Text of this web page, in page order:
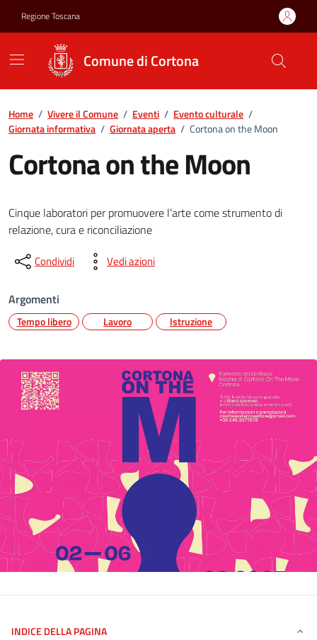
Regione Toscana
Comune di Cortona
Home / Vivere il Comune / Eventi / Evento culturale /
Giornata informativa / Giornata aperta / Cortona on the Moon
Cortona on the Moon
Cinque laboratori per promuovere l’arte come strumento di
relazione, cura e riconciliazione
Condividi Vedi azioni
Argomenti
Tempo libero Lavoro Istruzione
INDICE DELLA PAGINA